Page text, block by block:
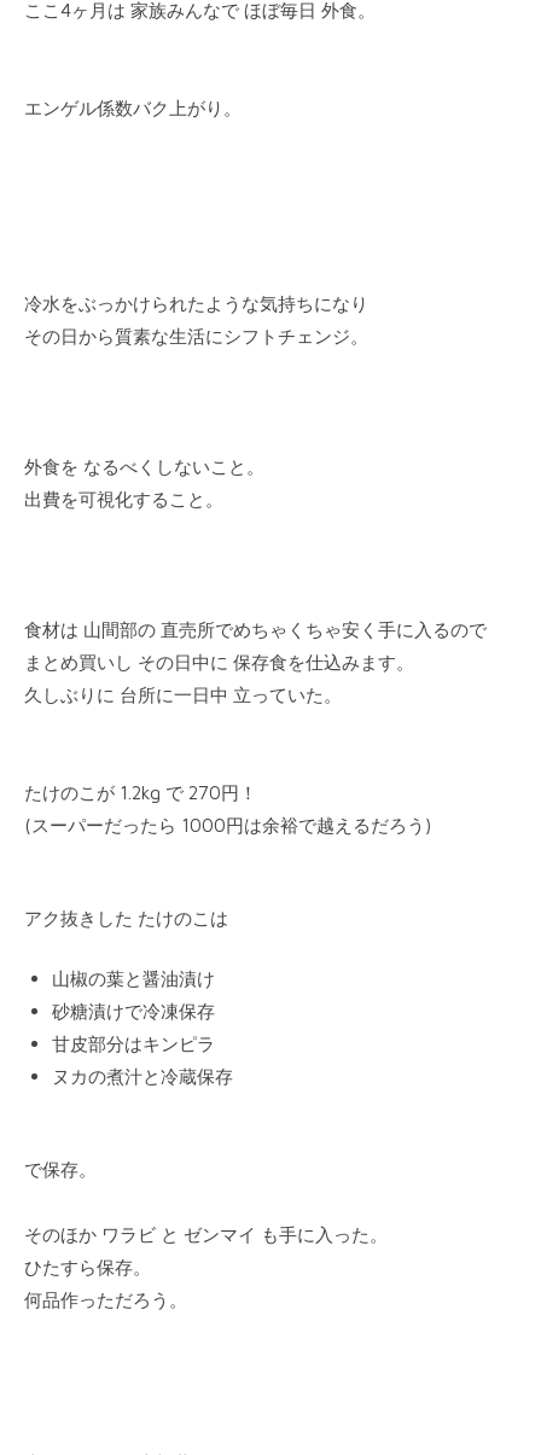
ここ4ヶ月は 家族みんなで ほぼ毎日 外食。
エンゲル係数バク上がり。
冷水をぶっかけられたような気持ちになり
その日から質素な生活にシフトチェンジ。
外食を なるべくしないこと。
出費を可視化すること。
食材は 山間部の 直売所でめちゃくちゃ安く手に入るので
まとめ買いし その日中に 保存食を仕込みます。
久しぶりに 台所に一日中 立っていた。
たけのこが 1.2kg で 270円！
(スーパーだったら 1000円は余裕で越えるだろう)
アク抜きした たけのこは
山椒の葉と醤油漬け
砂糖漬けで冷凍保存
甘皮部分はキンピラ
ヌカの煮汁と冷蔵保存
で保存。
そのほか ワラビ と ゼンマイ も手に入った。
ひたすら保存。
何品作っただろう。